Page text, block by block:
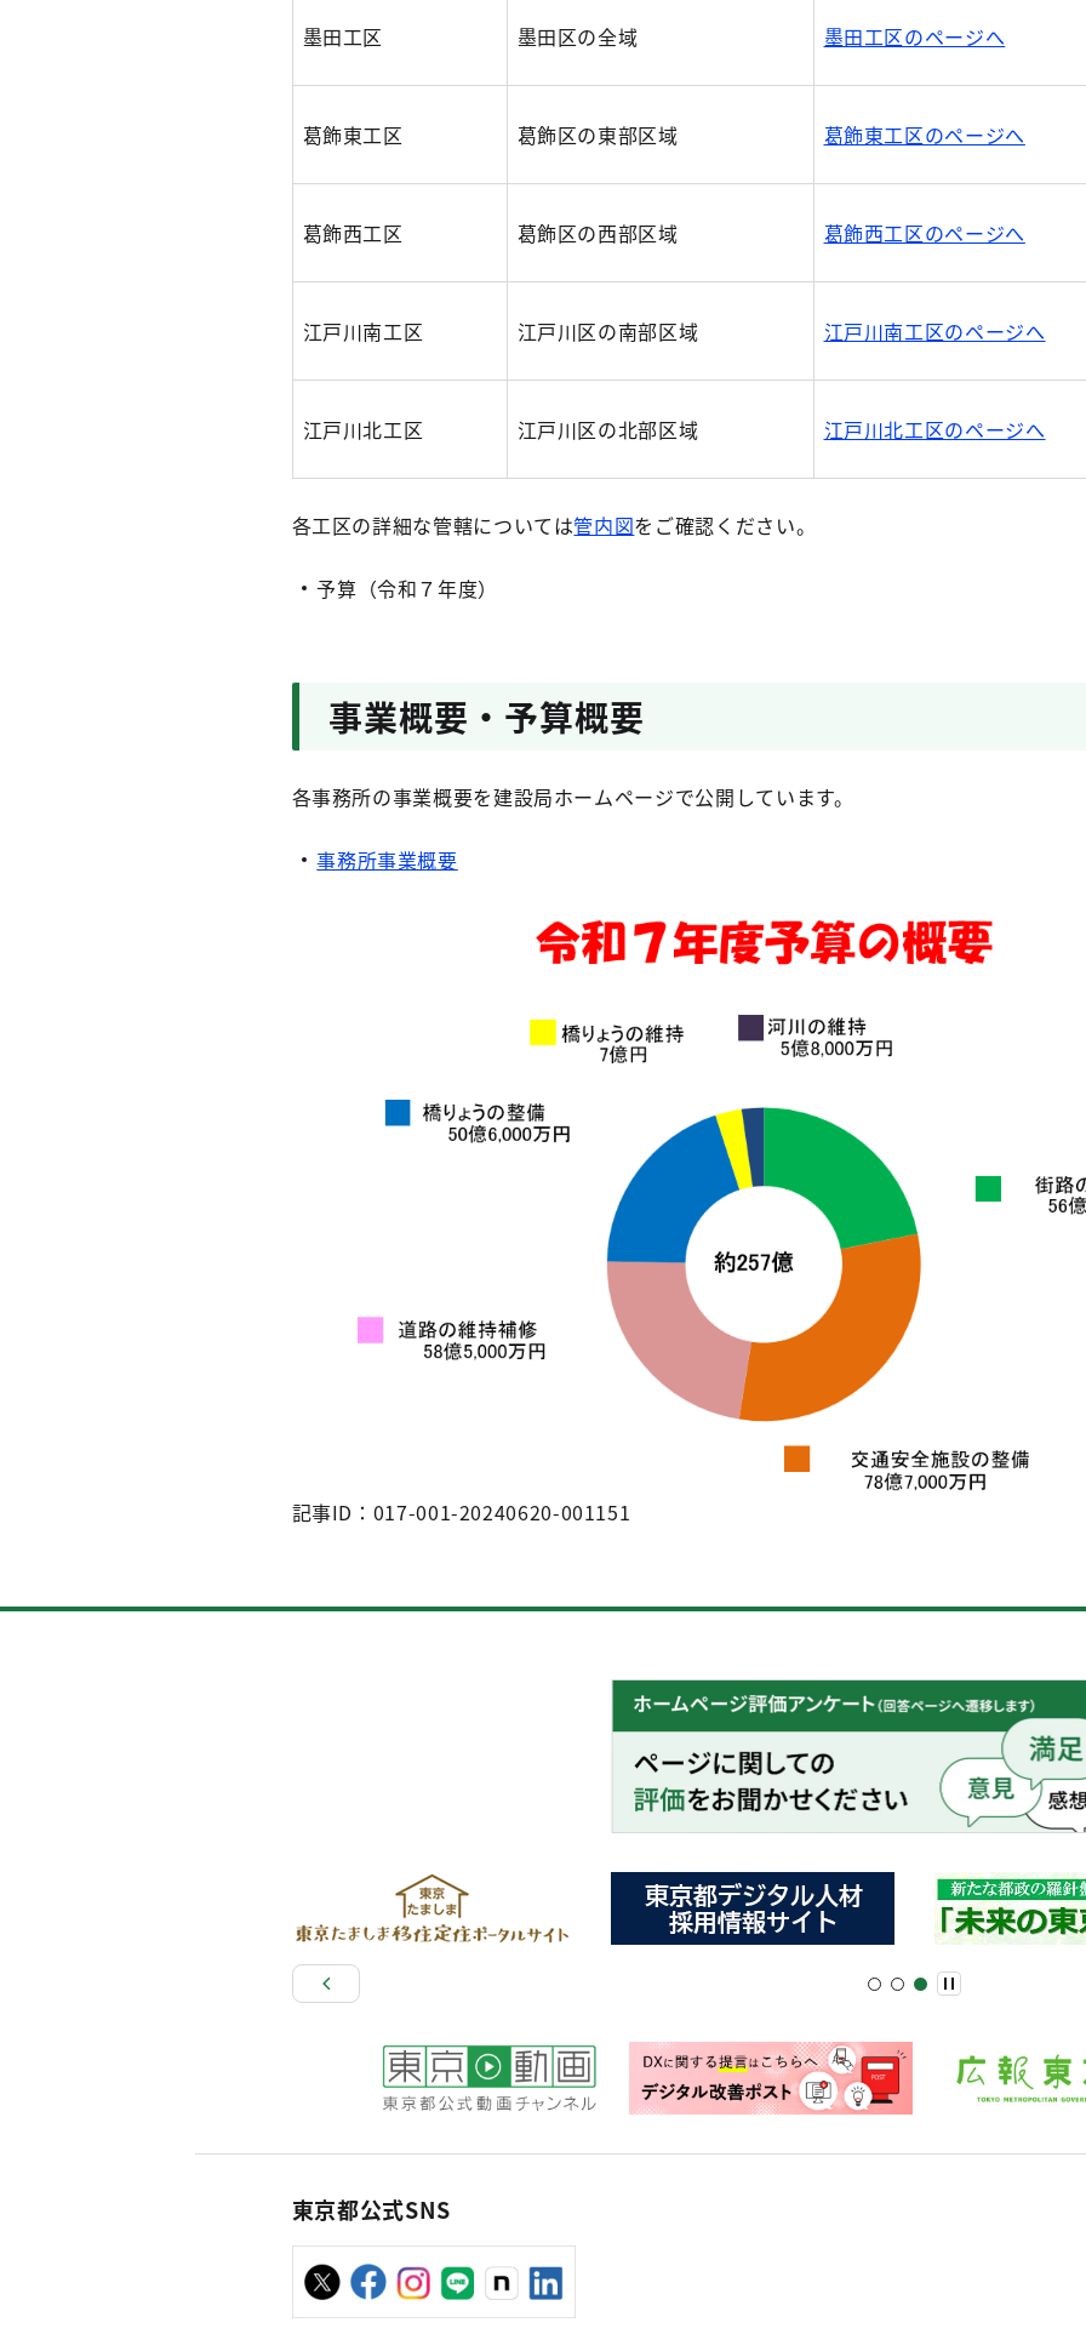
墨田工区 墨田区の全域 墨田工区のページへ
葛飾東工区 葛飾区の東部区域 葛飾東工区のページへ
葛飾西工区 葛飾区の西部区域 葛飾西工区のページへ
江戸川南工区 江戸川区の南部区域 江戸川南工区のページへ
江戸川北工区 江戸川区の北部区域 江戸川北工区のページへ
各工区の詳細な管轄については管内図をご確認ください。
予算（令和７年度）
事業概要・予算概要
各事務所の事業概要を建設局ホームページで公開しています。
事務所事業概要
記事ID：017-001-20240620-001151
東京都公式SNS